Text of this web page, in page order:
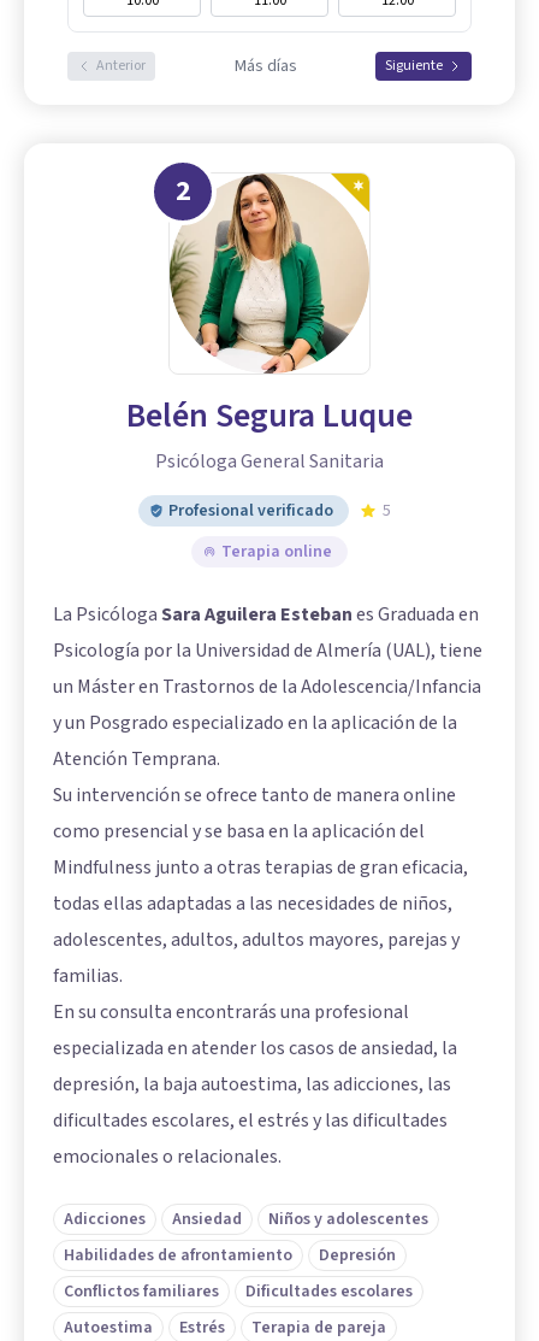
Anterior Más días Siguiente
2
Belén Segura Luque
Psicóloga General Sanitaria
Profesional verificado
5
Terapia online
La PsicólogaSara Aguilera Estebanes Graduada en
Psicología por la Universidad de Almería (UAL), tiene
un Máster en Trastornos de la Adolescencia/Infancia
y un Posgrado especializado en la aplicación de la
Atención Temprana.
Su intervención se ofrece tanto de manera online
como presencial y se basa en la aplicación del
Mindfulness junto a otras terapias de gran eficacia,
todas ellas adaptadas a las necesidades de niños,
adolescentes, adultos, adultos mayores, parejas y
familias.
En su consulta encontrarás una profesional
especializada en atender los casos de ansiedad, la
depresión, la baja autoestima, las adicciones, las
dificultades escolares, el estrés y las dificultades
emocionales o relacionales.
Adicciones Ansiedad
Niños y adolescentes
Habilidades de afrontamiento
Depresión
Conflictos familiares
Dificultades escolares
Autoestima
Estrés Terapia de pareja